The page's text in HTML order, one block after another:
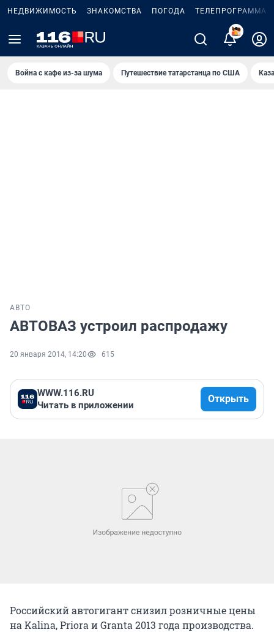
НЕДВИЖИМОСТЬ ЗНАКОМСТВА ПОГОДА ТЕЛЕПРОГРАММА
2
Война с кафе из-за шума Путешествие татарстанца по США
АВТО
АВТОВАЗ устроил распродажу
20 января 2014, 14:20 615
WWW.116.RU
Читать в приложении
Открыть
Российский автогигант снизил розничные цены
на Kalina, Priora и Granta 2013 года производства.